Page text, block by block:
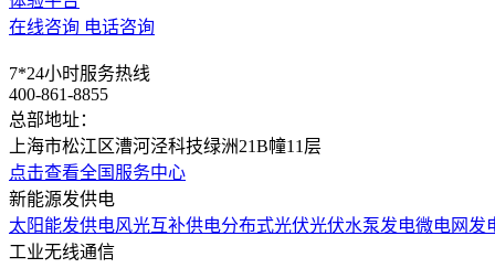
在线咨询 电话咨询
7*24小时服务热线
400-861-8855
总部地址：
上海市松江区漕河泾科技绿洲21B幢11层
点击查看全国服务中心
新能源发供电
太阳能发供电风光互补供电分布式光伏光伏水泵发电微电网发
工业无线通信